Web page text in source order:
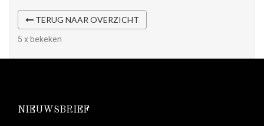
TERUG NAAR OVERZICHT
5 x bekeken
NIEUWSBRIEF